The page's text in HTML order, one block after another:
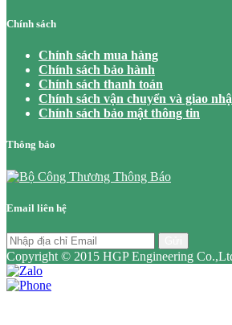
Chính sách
Chính sách mua hàng
Chính sách bảo hành
Chính sách thanh toán
Chính sách vận chuyển và giao
Chính sách bảo mật thông tin
Thông báo
Email liên hệ
Copyright © 2015 HGP Engineering